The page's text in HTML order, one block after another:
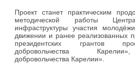
Проект станет практическим
методической работы
инфраструктуры участия
движении и ранее реализованных
президентских грантов
добровольчества
добровольчества Карелии».